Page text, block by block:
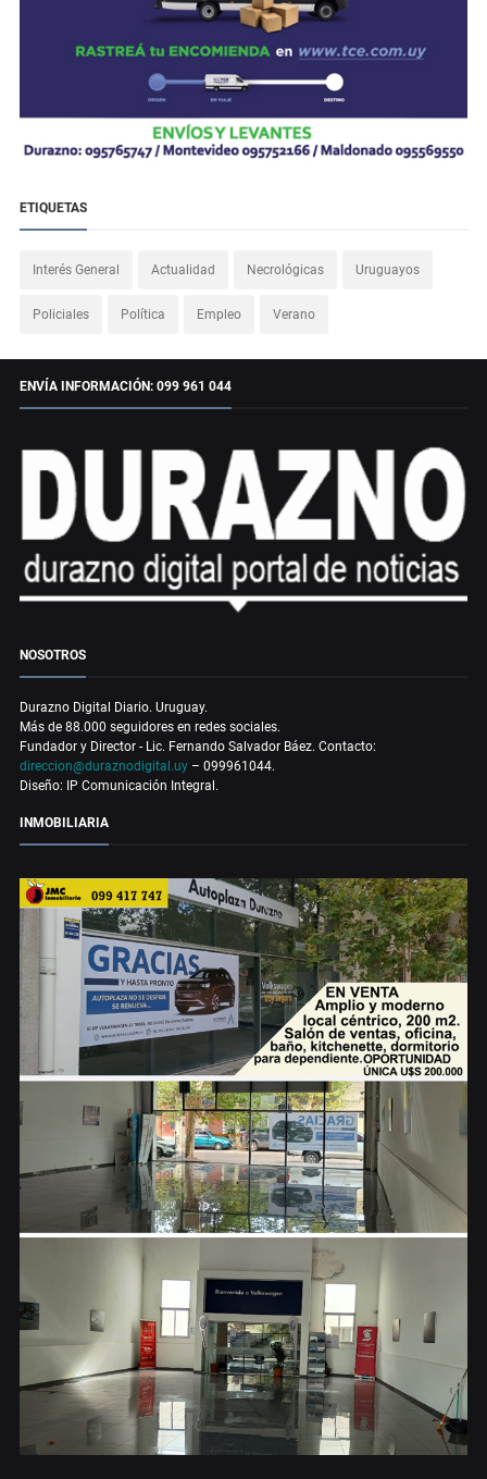
ETIQUETAS
Interés General Actualidad Necrológicas Uruguayos
Policiales Política Empleo Verano
ENVÍA INFORMACIÓN: 099 961 044
NOSOTROS
Durazno Digital Diario. Uruguay.
Más de 88.000 seguidores en redes sociales.
Fundador y Director - Lic. Fernando Salvador Báez. Contacto:
direccion@duraznodigital.uy – 099961044.
Diseño: IP Comunicación Integral.
INMOBILIARIA